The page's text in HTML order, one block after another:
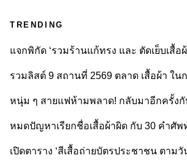
TRENDING
แจกพิกัด ‘รวมร้านแก้ทรง และ ตัดเย็บเสื้อ
รวมลิสต์ 9 สถานที่ 2569 ตลาด เสื้อผ้า ใ
หนุ่ม ๆ สายแฟห้ามพลาด! กลับมาอีกครั้ง
หมดปัญหาเรียกชื่อเสื้อผ้าผิด กับ 30 คำศัพ
เปิดตาราง ‘สีเสื้อถ่ายบัตรประชาชน ตามวั